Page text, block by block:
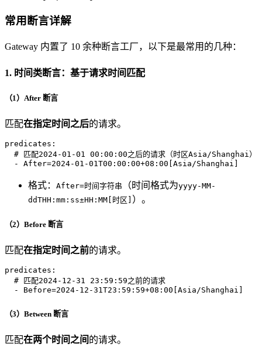
常用断言详解
Gateway 内置了 10 余种断言工厂，以下是最常用的几种：
1. 时间类断言：基于请求时间匹配
（1）After 断言
匹配在指定时间之后的请求。
predicates:
# 匹配2024-01-01 00:00:00之后的请求（时区Asia/Shanghai）
-
After=2024-01-01T00:00:00+08:00[Asia/Shanghai]
格式： After=时间字符串 （时间格式为yyyy-MM-
ddTHH:mm:ss±HH:MM[时区] ）。
（2）Before 断言
匹配在指定时间之前的请求。
predicates:
# 匹配2024-12-31 23:59:59之前的请求
-
Before=2024-12-31T23:59:59+08:00[Asia/Shanghai]
（3）Between 断言
匹配在两个时间之间 的请求。